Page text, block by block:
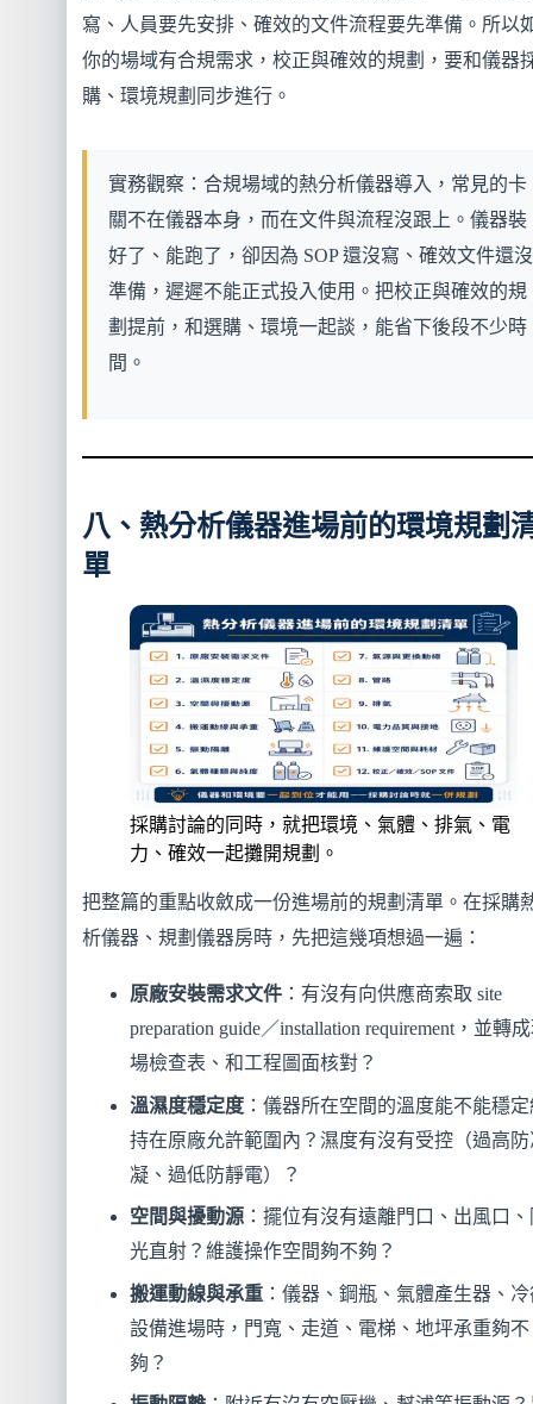
寫、人員要先安排、確效的文件流程要先準備。所以
你的場域有合規需求，校正與確效的規劃，要和儀器
購、環境規劃同步進行。
實務觀察：合規場域的熱分析儀器導入，常見的卡
關不在儀器本身，而在文件與流程沒跟上。儀器裝
好了、能跑了，卻因為 SOP 還沒寫、確效文件還沒
準備，遲遲不能正式投入使用。把校正與確效的規
劃提前，和選購、環境一起談，能省下後段不少時
間。
八、熱分析儀器進場前的環境規劃
單
採購討論的同時，就把環境、氣體、排氣、電
力、確效一起攤開規劃。
把整篇的重點收斂成一份進場前的規劃清單。在採購
析儀器、規劃儀器房時，先把這幾項想過一遍：
原廠安裝需求文件：有沒有向供應商索取 site
preparation guide／installation requirement，並轉
場檢查表、和工程圖面核對？
溫濕度穩定度：儀器所在空間的溫度能不能穩定
持在原廠允許範圍內？濕度有沒有受控（過高防
凝、過低防靜電）？
空間與擾動源：擺位有沒有遠離門口、出風口、
光直射？維護操作空間夠不夠？
搬運動線與承重：儀器、鋼瓶、氣體產生器、冷
設備進場時，門寬、走道、電梯、地坪承重夠不
夠？